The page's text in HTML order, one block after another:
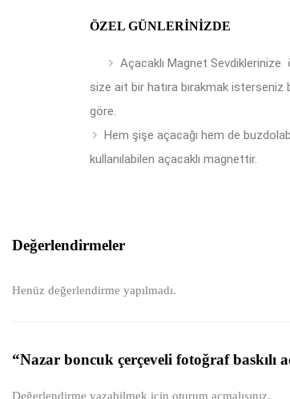
ÖZEL GÜNLERINIZDE
Açacaklı Magnet Sevdiklerinize
size ait bir hatıra bırakmak isterseniz
göre.
Hem şişe açacağı hem de
kullanılabilen açacaklı magnettir.
Değerlendirmeler
Henüz değerlendirme yapılmadı.
“Nazar boncuk çerçeveli fotoğraf
Değerlendirme yazabilmek için oturum açmalısınız.